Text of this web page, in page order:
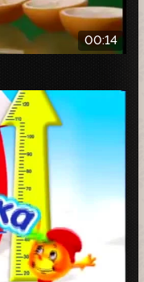
00:14